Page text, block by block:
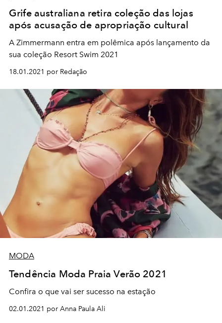
Grife australiana retira coleção das lojas
após acusação de apropriação cultural
A Zimmermann entra em polêmica após lançamento da
sua coleção Resort Swim 2021
18.01.2021 por Redação
MODA
Tendência Moda Praia Verão 2021
Confira o que vai ser sucesso na estação
02.01.2021 por Anna Paula Ali